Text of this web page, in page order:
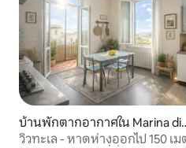
บ้านพักตากอากาศใน Marina di
isa
วิวทะเล - หาดห่างออกไป 150 เ